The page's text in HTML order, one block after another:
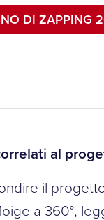
DI ZAPPING
al
il
a 360°,